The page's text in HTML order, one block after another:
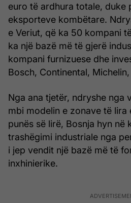
euro të ardhura totale, duke
eksporteve kombëtare.
e Veriut, që ka 50 kompani
ka një bazë më të gjerë
kompani furnizuese dhe
Bosch, Continental,
Nga ana tjetër, ndryshe nga
mbi modelin e zonave të lira
punës së lirë, Bosnja hyn në
trashëgimi industriale nga
i jep vendit një bazë më të
inxhinierike.